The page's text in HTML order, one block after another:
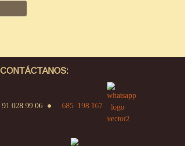
CONTÁCTANOS:
91 028 99 06 ● 685 198 167